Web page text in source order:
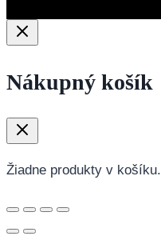
Nákupný košík
Žiadne produkty v košíku.